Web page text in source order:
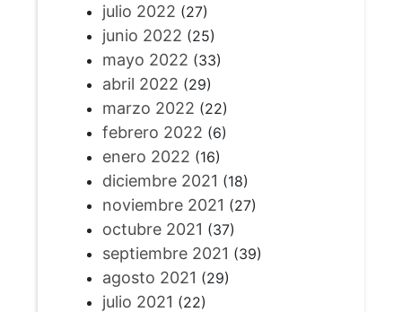
julio 2022 (27)
junio 2022 (25)
mayo 2022 (33)
abril 2022 (29)
marzo 2022 (22)
febrero 2022 (6)
enero 2022 (16)
diciembre 2021 (18)
noviembre 2021 (27)
octubre 2021 (37)
septiembre 2021 (39)
agosto 2021 (29)
julio 2021 (22)